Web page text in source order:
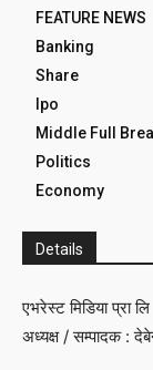
FEATURE NEWS
Banking
Share
Ipo
Middle Full
Politics
Economy
Details
एभरेस्ट मिडिया प्रा लि
अध्यक्ष / सम्पादक :